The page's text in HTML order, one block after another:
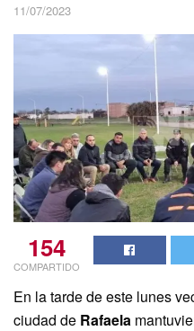
11/07/2023
154
COMPARTIDO
En la tarde de este lunes
ciudad de Rafaela